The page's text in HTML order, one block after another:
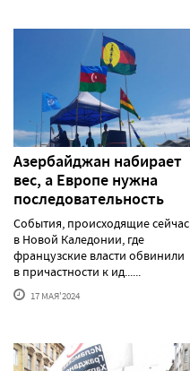
Азербайджан набирает
вес, а Европе нужна
последовательность
События, происходящие сейчас
в Новой Каледонии, где
французские власти обвинили
в причастности к ид......
17 МАЯ'2024